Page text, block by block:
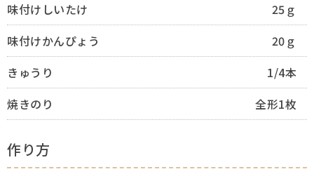
味付けしいたけ
25ｇ
味付けかんぴょう
20ｇ
きゅうり
1/4本
焼きのり
全形1枚
作り方